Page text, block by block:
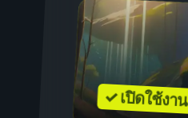
✓ เปิดใช้งา